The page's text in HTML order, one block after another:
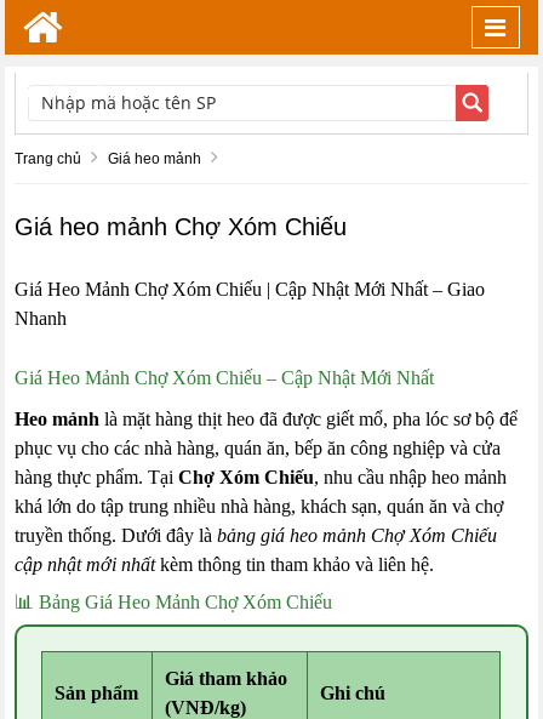
TÌM KIẾM
Trang chủ Giá heo mảnh
Giá heo mảnh Chợ Xóm Chiếu
Giá Heo Mảnh Chợ Xóm Chiếu | Cập Nhật Mới Nhất – Giao
Nhanh
Giá Heo Mảnh Chợ Xóm Chiếu – Cập Nhật Mới Nhất
Heo mảnh là mặt hàng thịt heo đã được giết mổ, pha lóc sơ bộ để
phục vụ cho các nhà hàng, quán ăn, bếp ăn công nghiệp và cửa
hàng thực phẩm. TạiChợ Xóm Chiếu, nhu cầu nhập heo mảnh
khá lớn do tập trung nhiều nhà hàng, khách sạn, quán ăn và chợ
truyền thống. Dưới đây làbảng giá heo mảnh Chợ Xóm Chiếu
cập nhật mới nhấtkèm thông tin tham khảo và liên hệ.
📊 Bảng Giá Heo Mảnh Chợ Xóm Chiếu
Sản phẩm
Giá tham khảo
(VNĐ/kg)
Ghi chú